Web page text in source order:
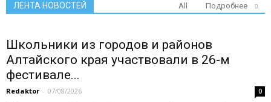
ЛЕНТА НОВОСТЕЙ All Подробнее
Школьники из городов и районов
Алтайского края участвовали в 26-м
фестивале...
Redaktor - 07/08/2026 0